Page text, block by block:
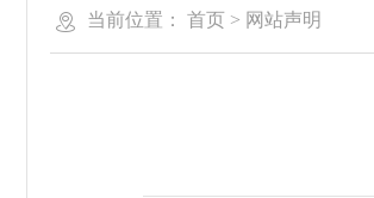
当前位置： 首页 > 网站声明